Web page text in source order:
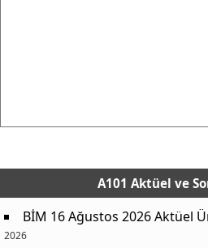
A101 Aktüel ve
BİM 16 Ağustos 2026 Aktüel
2026